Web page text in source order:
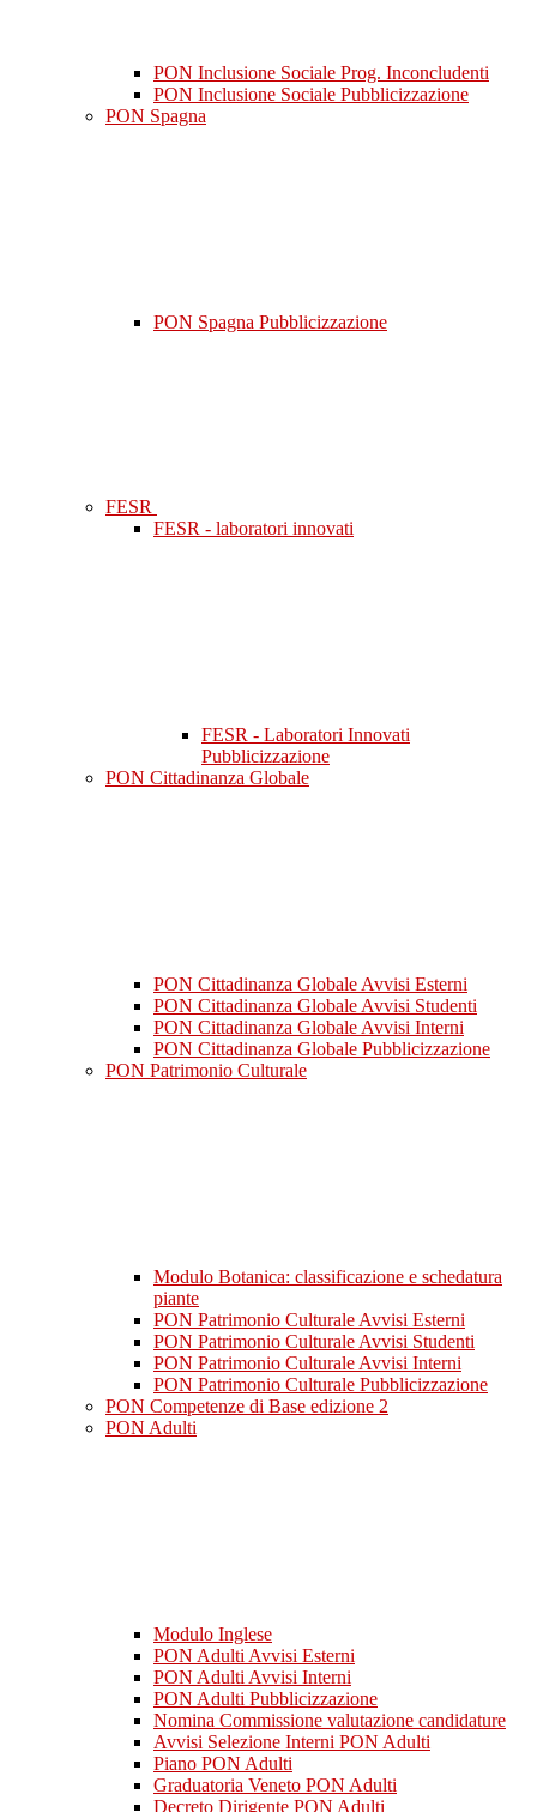
PON Inclusione Sociale Prog. Inconcludenti
PON Inclusione Sociale Pubblicizzazione
PON Spagna
PON Spagna Pubblicizzazione
FESR
FESR - laboratori innovati
FESR - Laboratori Innovati
Pubblicizzazione
PON Cittadinanza Globale
PON Cittadinanza Globale Avvisi Esterni
PON Cittadinanza Globale Avvisi Studenti
PON Cittadinanza Globale Avvisi Interni
PON Cittadinanza Globale Pubblicizzazione
PON Patrimonio Culturale
Modulo Botanica: classificazione e schedatura
piante
PON Patrimonio Culturale Avvisi Esterni
PON Patrimonio Culturale Avvisi Studenti
PON Patrimonio Culturale Avvisi Interni
PON Patrimonio Culturale Pubblicizzazione
PON Competenze di Base edizione 2
PON Adulti
Modulo Inglese
PON Adulti Avvisi Esterni
PON Adulti Avvisi Interni
PON Adulti Pubblicizzazione
Nomina Commissione valutazione candidature
Avvisi Selezione Interni PON Adulti
Piano PON Adulti
Graduatoria Veneto PON Adulti
Decreto Dirigente PON Adulti